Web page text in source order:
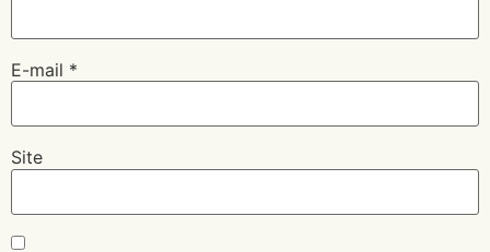
E-mail *
Site